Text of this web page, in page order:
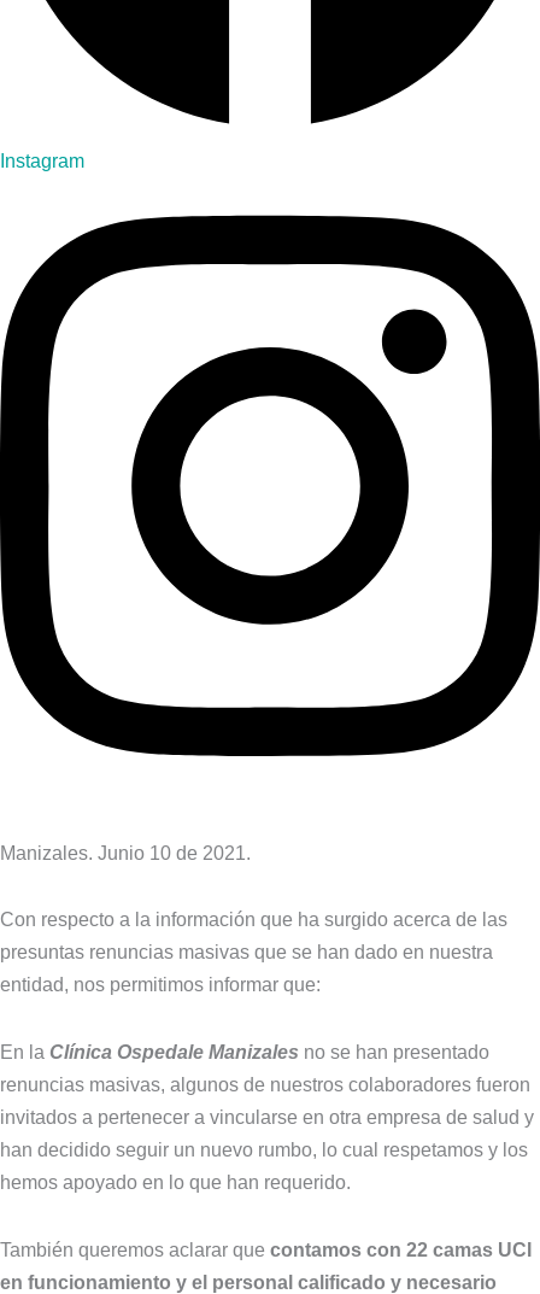
Instagram
Manizales. Junio 10 de 2021.
Con respecto a la información que ha surgido acerca de las
presuntas renuncias masivas que se han dado en nuestra
entidad, nos permitimos informar que:
En la Clínica Ospedale Manizales no se han presentado
renuncias masivas, algunos de nuestros colaboradores fueron
invitados a pertenecer a vincularse en otra empresa de salud y
han decidido seguir un nuevo rumbo, lo cual respetamos y los
hemos apoyado en lo que han requerido.
También queremos aclarar que contamos con 22 camas UCI
en funcionamiento y el personal calificado y necesario